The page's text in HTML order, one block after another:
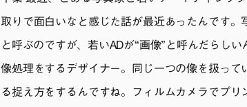
取りで面白いなと感じた話が最近あったんです。
と呼ぶのですが、若いADが“画像”と呼んだらし
像処理をするデザイナー。同じ一つの像を扱って
る捉え方をするんですね。フィルムカメラでプリ